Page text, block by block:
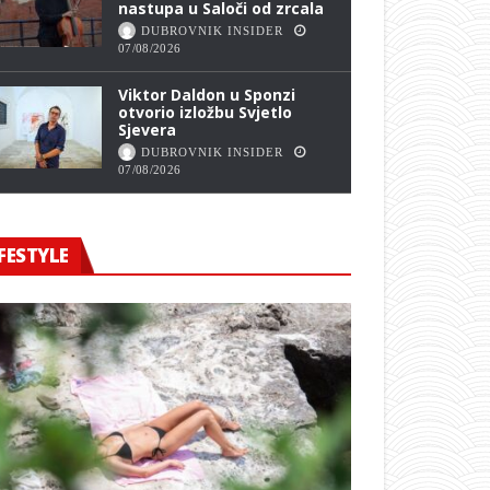
nastupa u Saloči od zrcala
DUBROVNIK INSIDER
07/08/2026
Viktor Daldon u Sponzi
otvorio izložbu Svjetlo
Sjevera
DUBROVNIK INSIDER
07/08/2026